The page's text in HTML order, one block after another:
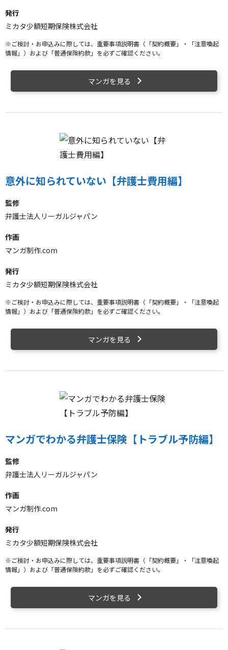
発行
ミカタ少額短期保険株式会社
※ご検討・お申込みに際しては、重要事項説明書（「契約概要」・「注意喚起
情報」）および「普通保険約款」を必ずご確認ください。
マンガを見る
意外に知られていない【弁護士費用編】
監修
弁護士法人リーガルジャパン
作画
マンガ制作.com
発行
ミカタ少額短期保険株式会社
※ご検討・お申込みに際しては、重要事項説明書（「契約概要」・「注意喚起
情報」）および「普通保険約款」を必ずご確認ください。
マンガを見る
マンガでわかる弁護士保険【トラブル予防編】
監修
弁護士法人リーガルジャパン
作画
マンガ制作.com
発行
ミカタ少額短期保険株式会社
※ご検討・お申込みに際しては、重要事項説明書（「契約概要」・「注意喚起
情報」）および「普通保険約款」を必ずご確認ください。
マンガを見る